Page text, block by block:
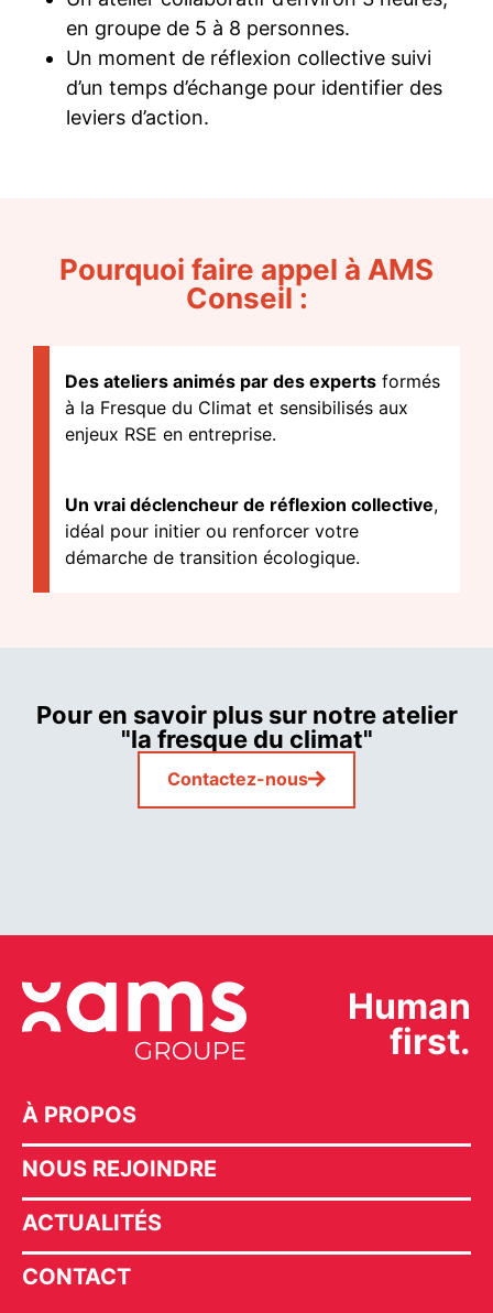
en groupe de 5 à 8 personnes.
Un moment de réflexion collective suivi
d’un temps d’échange pour identifier des
leviers d’action.
Pourquoi faire appel à AMS
Conseil :
Des ateliers animés par des experts formés
à la Fresque du Climat et sensibilisés aux
enjeux RSE en entreprise.
Un vrai déclencheur de réflexion collective,
idéal pour initier ou renforcer votre
démarche de transition écologique.
Pour en savoir plus sur notre atelier
"la fresque du climat"
Contactez-nous
Human
first.
À PROPOS
NOUS REJOINDRE
ACTUALITÉS
CONTACT